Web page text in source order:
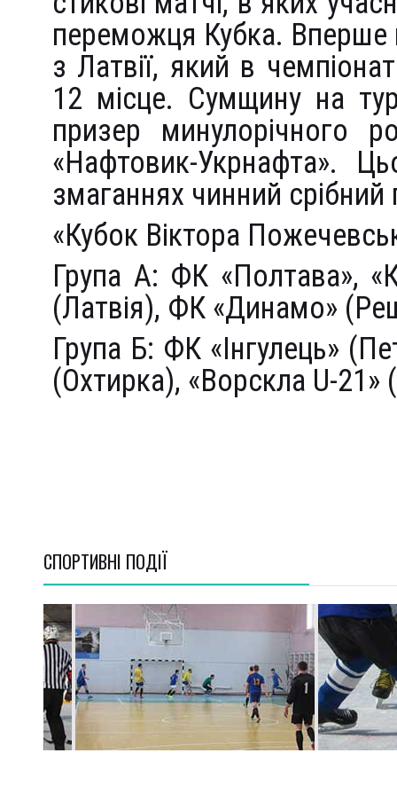
переможця Кубка. Вперше
з Латвії, який в
12 місце. Сумщину на
призер минулорічного
«Нафтовик-Укрнафта».
змаганнях чинний
«Кубок Віктора
Група А: ФК «Полтава»,
(Латвія), ФК «Динамо»
Група Б: ФК «Інгулець»
(Охтирка), «Ворскла U-
СПОРТИВНI ПОДІЇ